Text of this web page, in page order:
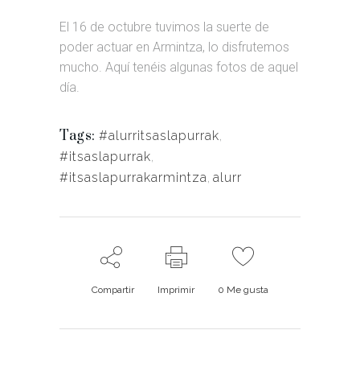
El 16 de octubre tuvimos la suerte de
poder actuar en Armintza, lo disfrutemos
mucho. Aquí tenéis algunas fotos de aquel
día.
Tags: #alurritsaslapurrak
#itsaslapurrak
#itsaslapurrakarmintza alurr
Compartir Imprimir 0 Me gusta